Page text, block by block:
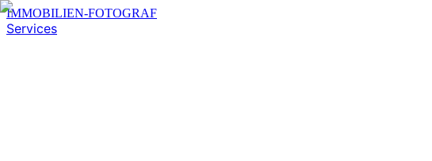
IMMOBILIEN-FOTOGRAF
Services